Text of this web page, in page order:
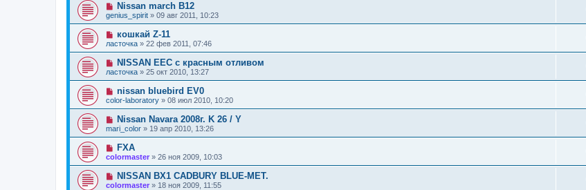
Nissan march B12
genius_spirit » 09 авг 2011, 10:23
кошкай Z-11
ласточка » 22 фев 2011, 07:46
NISSAN EEC с красным отливом
ласточка » 25 окт 2010, 13:27
nissan bluebird EV0
color-laboratory » 08 июл 2010, 10:20
Nissan Navara 2008г. K 26 / Y
mari_color » 19 апр 2010, 13:26
FXA
colormaster » 26 ноя 2009, 10:03
NISSAN BX1 CADBURY BLUE-MET.
colormaster » 18 ноя 2009, 11:55